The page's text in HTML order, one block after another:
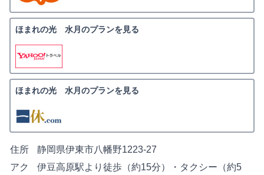
ほまれの光 水月のプランを見る
ほまれの光 水月のプランを見る
住所
静岡県伊東市八幡野1223-27
アク
伊豆高原駅より徒歩（約15分）・タクシー（約5